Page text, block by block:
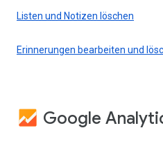
Listen und Notizen löschen
Erinnerungen bearbeiten und
Google